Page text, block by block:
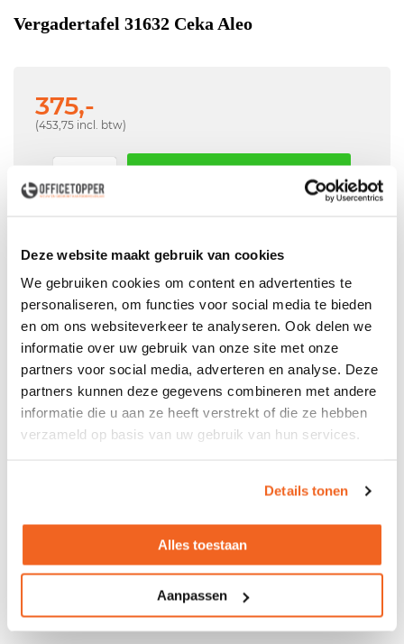
Deze website maakt gebruik van cookies
We gebruiken cookies om content en advertenties te
personaliseren, om functies voor social media te bieden
en om ons websiteverkeer te analyseren. Ook delen we
informatie over uw gebruik van onze site met onze
partners voor social media, adverteren en analyse. Deze
partners kunnen deze gegevens combineren met andere
informatie die u aan ze heeft verstrekt of die ze hebben
verzameld op basis van uw gebruik van hun services.
Details tonen
Alles toestaan
Aanpassen
Vergadertafel 31632 Ceka Aleo
375,-
(453,75 incl. btw)
Niet leverbaar
Leveringin België
Voor zowel ParticulieralsZakelijk
ProfessioneleBezorg- en Montageservice
Gebruikte vergadertafel Ceka Aleo
- Afm: 200x160x75cm (bxdxh) - Vaste Hoogte - Kleur
blad: licht peren - Kleur 4-poots onderstel: wit -
- Type:Aleo Nieuwprijs: €870,-